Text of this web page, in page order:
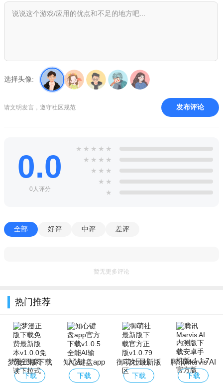
选择头像:
请文明发言，遵守社区规范 发布评论
0.0
0人评分
★ ★ ★ ★ ★
★ ★ ★ ★
★ ★ ★
★ ★
★
全部 好评 中评 差评
暂无更多评论
热门推荐
梦漫正版下载
免费最新版本
下载
知心键盘app
官方下载
下载
御萌社最新版
下载官方正版
下载
腾讯Marvis AI
内测版下载安
下载